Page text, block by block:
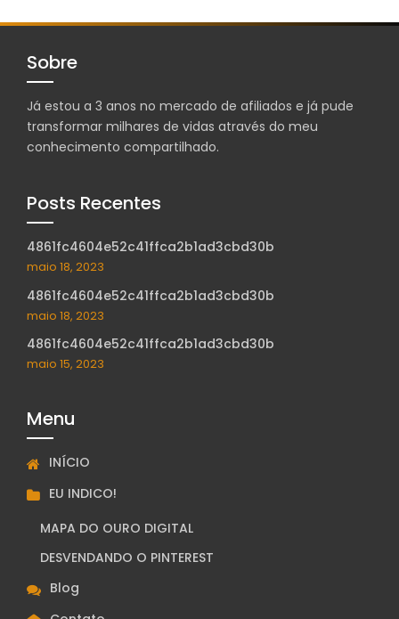
Sobre
Já estou a 3 anos no mercado de afiliados e já pude
transformar milhares de vidas através do meu
conhecimento compartilhado.
Posts Recentes
4861fc4604e52c41ffca2b1ad3cbd30b
maio 18, 2023
4861fc4604e52c41ffca2b1ad3cbd30b
maio 18, 2023
4861fc4604e52c41ffca2b1ad3cbd30b
maio 15, 2023
Menu
INÍCIO
EU INDICO!
MAPA DO OURO DIGITAL
DESVENDANDO O PINTEREST
Blog